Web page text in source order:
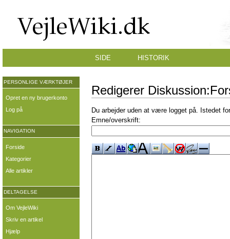
Redigerer
Du arbejder uden at være logget på. Istedet
Emne/overskrift:
SIDE HISTORIK
PERSONLIGE VÆRKTØJER
Opret en ny brugerkonto
Log på
NAVIGATION
Forside
Kategorier
Alle artikler
DELTAGELSE
Om VejleWiki
Skriv en artikel
Hjælp